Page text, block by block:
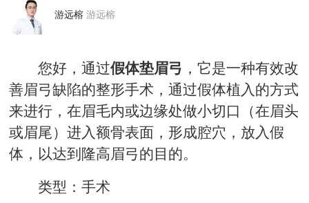
游远榕游远榕
您好，通过假体垫眉弓 ，它是一种有效改
善眉弓缺陷的整形手术，通过假体植入的方式
来进行，在眉毛内或边缘处做小切口（在眉头
或眉尾）进入额骨表面，形成腔穴，放入假
体，以达到隆高眉弓的目的。
类型：手术